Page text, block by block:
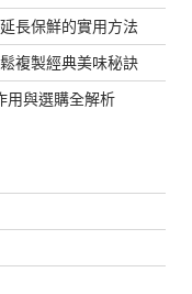
長保鮮的實用方法
複製經典美味秘訣
用與選購全解析